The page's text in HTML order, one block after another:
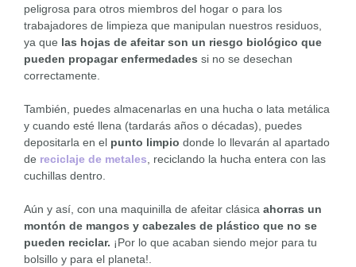
peligrosa para otros miembros del hogar o para los
trabajadores de limpieza que manipulan nuestros residuos,
ya que las hojas de afeitar son un riesgo biológico que
pueden propagar enfermedades si no se desechan
correctamente.
También, puedes almacenarlas en una hucha o lata metálica
y cuando esté llena (tardarás años o décadas), puedes
depositarla en el punto limpio donde lo llevarán al apartado
de reciclaje de metales , reciclando la hucha entera con las
cuchillas dentro.
Aún y así, con una maquinilla de afeitar clásica ahorras un
montón de mangos y cabezales de plástico que no se
pueden reciclar. ¡Por lo que acaban siendo mejor para tu
bolsillo y para el planeta!.